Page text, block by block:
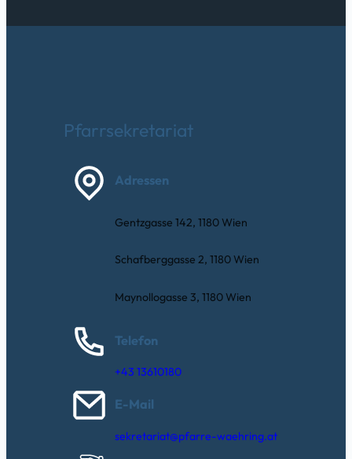
Pfarrsekretariat
Adressen
Gentzgasse 142, 1180 Wien
Schafberggasse 2, 1180 Wien
Maynollogasse 3, 1180 Wien
Telefon
+43 13610180
E-Mail
sekretariat@pfarre-waehring.at